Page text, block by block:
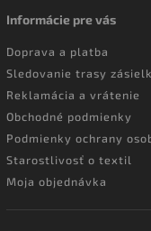
Informácie pre vás
Doprava a platba
Sledovanie trasy
Reklamácia a vrátenie
Obchodné podmienky
Podmienky ochrany
Starostlivosť o textil
Moja objednávka